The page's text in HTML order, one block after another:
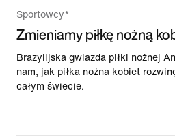
Sportowcy*
Zmieniamy piłkę nożną
Brazylijska gwiazda piłki nożnej
nam, jak piłka nożna kobiet
całym świecie.